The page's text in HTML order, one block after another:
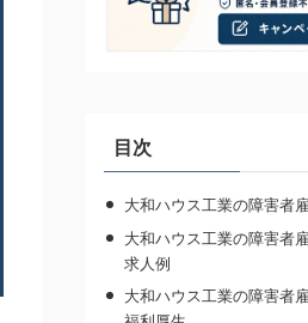
目次
大和ハウス工業の障害者
大和ハウス工業の障害者
求人例
大和ハウス工業の障害者